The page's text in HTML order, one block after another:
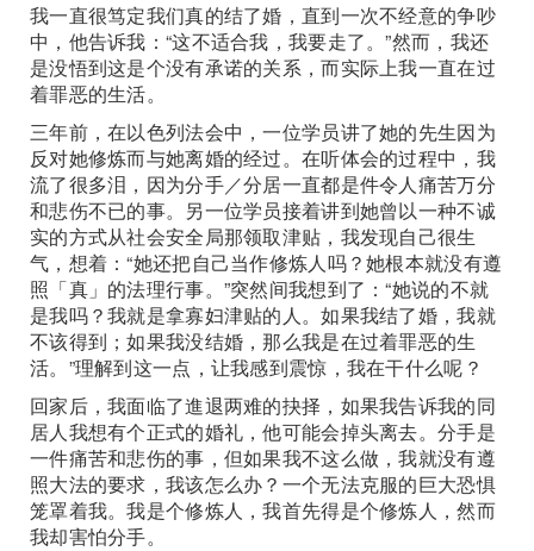
我一直很笃定我们真的结了婚，直到一次不经意的争吵
中，他告诉我：“这不适合我，我要走了。”然而，我还
是没悟到这是个没有承诺的关系，而实际上我一直在过
着罪恶的生活。
三年前，在以色列法会中，一位学员讲了她的先生因为
反对她修炼而与她离婚的经过。在听体会的过程中，我
流了很多泪，因为分手／分居一直都是件令人痛苦万分
和悲伤不已的事。另一位学员接着讲到她曾以一种不诚
实的方式从社会安全局那领取津贴，我发现自己很生
气，想着：“她还把自己当作修炼人吗？她根本就没有遵
照「真」的法理行事。”突然间我想到了：“她说的不就
是我吗？我就是拿寡妇津贴的人。如果我结了婚，我就
不该得到；如果我没结婚，那么我是在过着罪恶的生
活。”理解到这一点，让我感到震惊，我在干什么呢？
回家后，我面临了進退两难的抉择，如果我告诉我的同
居人我想有个正式的婚礼，他可能会掉头离去。分手是
一件痛苦和悲伤的事，但如果我不这么做，我就没有遵
照大法的要求，我该怎么办？一个无法克服的巨大恐惧
笼罩着我。我是个修炼人，我首先得是个修炼人，然而
我却害怕分手。